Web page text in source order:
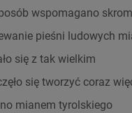
wspomagano
pieśni ludowych
się z tak wielkim
się tworzyć coraz
mianem tyrolskiego